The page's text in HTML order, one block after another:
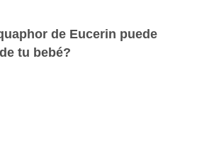
de Eucerin puede
tu bebé?